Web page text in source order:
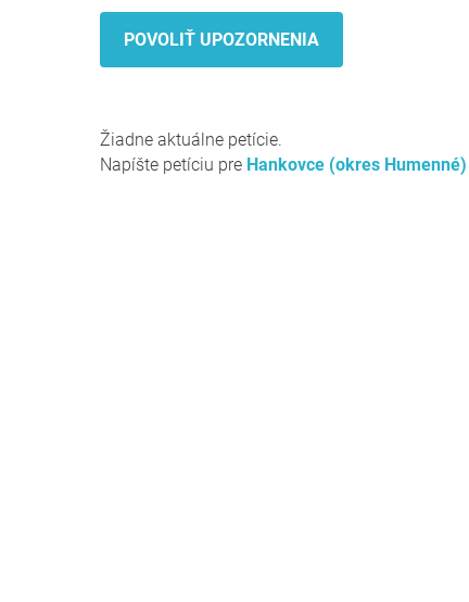
Žiadne aktuálne petície.
Napíšte petíciu pre Hankovce (okres Humenné)